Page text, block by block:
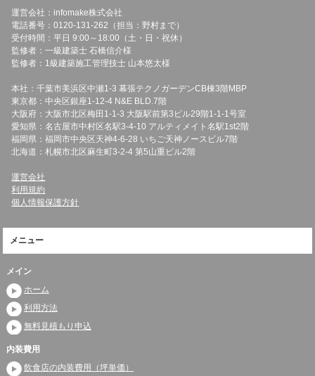
運営会社：infomake株式会社
電話番号：0120-131-262（担当：野村まで）
受付時間：平日 9:00～18:00（土・日・祝休）
監修者：一級建築士 石橋信介様
監修者：1級建築施工管理技士 山本悠太様
本社：千葉市美浜区中瀬1-3 幕張テクノガーデンCB棟3階MBP
東京都：中央区銀座1-12-4 N&E BLD.7階
大阪府：大阪市北区梅田1-1-3 大阪駅前第3ビル29階1-1-1号室
愛知県：名古屋市中村区名駅3-4-10 アルティメイト名駅1st2階
福岡県：福岡市中央区天神4-6-28 いちご天神ノースビル7階
北海道：札幌市北区麻生町3-2-4 第5山重ビル2階
運営会社
利用規約
個人情報保護方針
メニュー
メイン
ホーム
利用方法
無料見積もり申込
内装費用
飲食店の内装費用（坪単価）